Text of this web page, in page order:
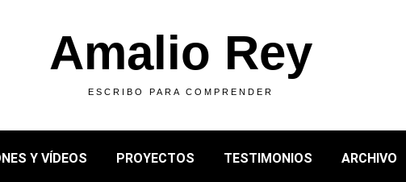
Amalio Rey
ESCRIBO PARA COMPRENDER
Y VÍDEOS PROYECTOS TESTIMONIOS ARCHIVO